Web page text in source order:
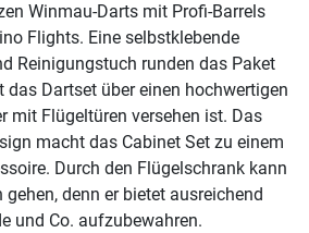
Winmau-Darts mit Profi-Barrels
Flights. Eine selbstklebende
Reinigungstuch runden das Paket
das Dartset über einen hochwertigen
mit Flügeltüren versehen ist. Das
macht das Cabinet Set zu einem
Durch den Flügelschrank kann
gehen, denn er bietet ausreichend
und Co. aufzubewahren.